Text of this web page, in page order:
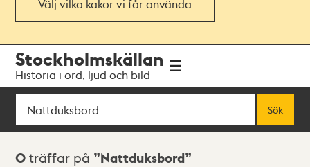
Välj vilka kakor vi får använda
navigationen
huvudinnehållet
Stockholmskällan
Historia i ord, ljud och bild
Sök
Sök
Sökresultat
0 träffar på Nattduksbord